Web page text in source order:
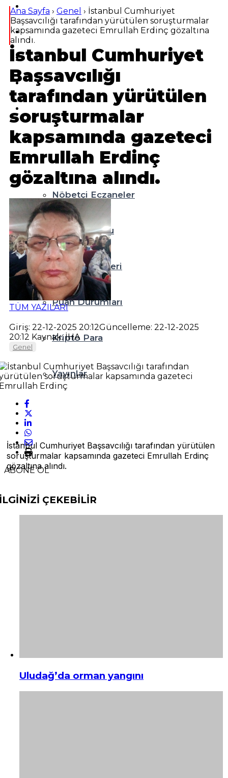
Dünya
Spor
Magazin
Sağlık
Resmi İlanlar
Diğer
Nöbetçi Eczaneler
Hava Durumu
Namaz Vakitleri
Puan Durumları
Kripto Para
Yayınlar
Ana Sayfa › Genel › İstanbul Cumhuriyet
Başsavcılığı tarafından yürütülen soruşturmalar
kapsamında gazeteci Emrullah Erdinç gözaltına
alındı.
İstanbul Cumhuriyet
Başsavcılığı
tarafından yürütülen
soruşturmalar
kapsamında gazeteci
Emrullah Erdinç
gözaltına alındı.
TÜM YAZILARI
Giriş: 22-12-2025 20:12Güncelleme: 22-12-2025
20:12 Kaynak: İHA
Genel
ABONE OL
İstanbul Cumhuriyet Başsavcılığı tarafından yürütülen
soruşturmalar kapsamında gazeteci Emrullah Erdinç
gözaltına alındı.
ÇEKEBİLİR
Uludağ’da orman yangını